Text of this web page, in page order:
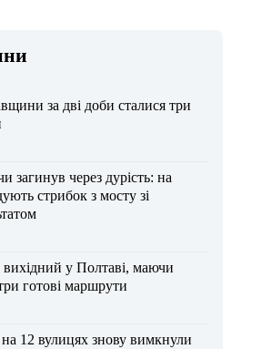
за дві доби сталися три
загинув через дурість: на
стрибок з мосту зі
вихідний у Полтаві, маючи
готові маршрути
12 вулицях знову вимкнули